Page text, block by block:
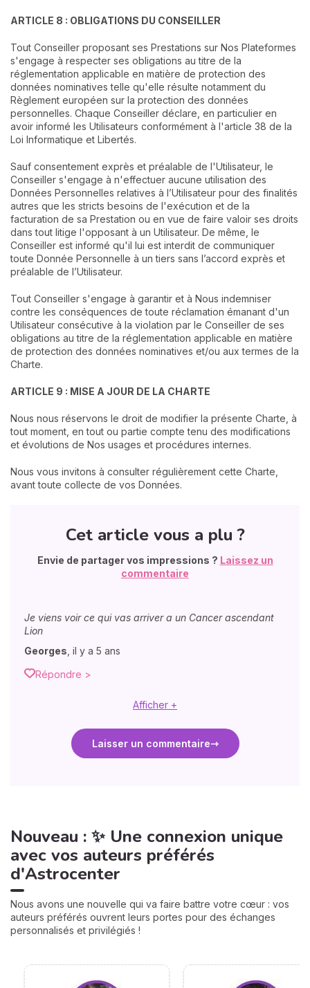
ARTICLE 8 : OBLIGATIONS DU CONSEILLER
Tout Conseiller proposant ses Prestations sur Nos Plateformes
s'engage à respecter ses obligations au titre de la
réglementation applicable en matière de protection des
données nominatives telle qu'elle résulte notamment du
Règlement européen sur la protection des données
personnelles. Chaque Conseiller déclare, en particulier en
avoir informé les Utilisateurs conformément à l'article 38 de la
Loi Informatique et Libertés.
Sauf consentement exprès et préalable de l'Utilisateur, le
Conseiller s'engage à n'effectuer aucune utilisation des
Données Personnelles relatives à l’Utilisateur pour des finalités
autres que les stricts besoins de l'exécution et de la
facturation de sa Prestation ou en vue de faire valoir ses droits
dans tout litige l'opposant à un Utilisateur. De même, le
Conseiller est informé qu'il lui est interdit de communiquer
toute Donnée Personnelle à un tiers sans l’accord exprès et
préalable de l’Utilisateur.
Tout Conseiller s'engage à garantir et à Nous indemniser
contre les conséquences de toute réclamation émanant d'un
Utilisateur consécutive à la violation par le Conseiller de ses
obligations au titre de la réglementation applicable en matière
de protection des données nominatives et/ou aux termes de la
Charte.
ARTICLE 9 : MISE A JOUR DE LA CHARTE
Nous nous réservons le droit de modifier la présente Charte, à
tout moment, en tout ou partie compte tenu des modifications
et évolutions de Nos usages et procédures internes.
Nous vous invitons à consulter régulièrement cette Charte,
avant toute collecte de vos Données.
Cet article vous a plu ?
Envie de partager vos impressions ? Laissez un
commentaire
Je viens voir ce qui vas arriver a un Cancer ascendant
Lion
Georges, il y a 5 ans
Répondre >
Afficher +
Laisser un commentaire
Nouveau : ✨ Une connexion unique
avec vos auteurs préférés
d'Astrocenter
Nous avons une nouvelle qui va faire battre votre cœur : vos
auteurs préférés ouvrent leurs portes pour des échanges
personnalisés et privilégiés !